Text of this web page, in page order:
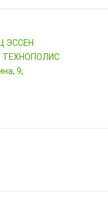
ЭССЕН
ТЕХНОПОЛИС
9,